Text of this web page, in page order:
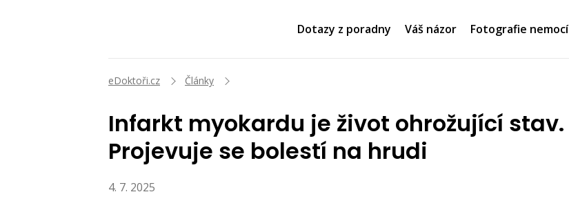
Dotazy z poradny Váš názor Fotografie nemocí
eDoktoři.cz Články
Infarkt myokardu je život ohrožující stav.
Projevuje se bolestí na hrudi
4. 7. 2025